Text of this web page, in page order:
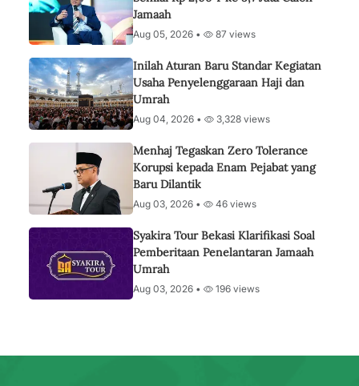
Jamaah
Aug 05, 2026 • 87 views
Inilah Aturan Baru Standar Kegiatan
Usaha Penyelenggaraan Haji dan
Umrah
Aug 04, 2026 • 3,328 views
Menhaj Tegaskan Zero Tolerance
Korupsi kepada Enam Pejabat yang
Baru Dilantik
Aug 03, 2026 • 46 views
Syakira Tour Bekasi Klarifikasi Soal
Pemberitaan Penelantaran Jamaah
Umrah
Aug 03, 2026 • 196 views